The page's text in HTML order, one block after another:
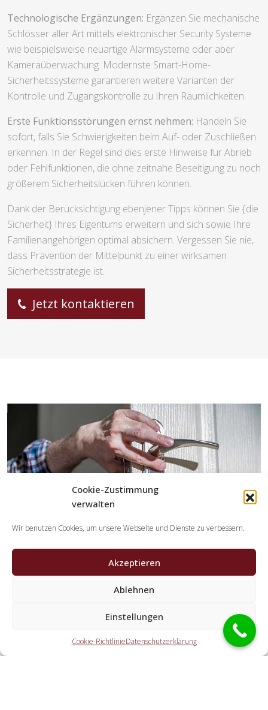
Cookie-Zustimmung
verwalten
Wir benutzen Cookies, um unsere Webseite und Dienste zu verbessern.
Akzeptieren
Ablehnen
Einstellungen
Cookie-RichtlinieDatenschutzerklärung
Technologische Ergänzungen: Ergänzen Sie mechanische
Schlösser aller Art mittels elektronischer Security Systeme
wie beispielsweise neuartige Alarmsysteme oder aber
Kameraüberwachung. Modernste Smart-Home-
Sicherheitssysteme garantieren weitere Varianten der
Kontrolle und Zugangskontrolle zu Ihren Räumlichkeiten.
Erste Funktionsstörungen ernst nehmen: Handeln Sie
sofort, falls Sie Schwierigkeiten beim Auf- oder Zuschließen
erkennen. In der Regel sind dies erste Hinweise für Abrieb
oder Fehlfunktionen, die ohne zeitnahe Beseitigung zu noch
größerem Sicherheitslücken führen können.
Dank der Berücksichtigung ebenjener Tipps können Sie {die
Sicherheit} Ihres Eigentums erweitern und sich sowie Ihre
Familienangehörigen optimal absichern. Vergessen Sie nie,
dass Prävention der Mittelpunkt zu einer wirksamen
Sicherheitsstrategie ist.
Jetzt kontaktieren
Welche Aufgaben erledigen die Kooperationspartner
Die Kooperationspartner erledigen jegliche Aufgaben,